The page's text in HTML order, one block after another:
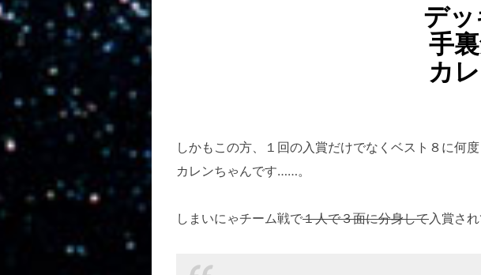
デッ
手
カ
しかもこの方、１回の入賞だけでなくベスト８に何
カレンちゃんです……。
しまいにゃチーム戦で１人で３面に分身して入賞され